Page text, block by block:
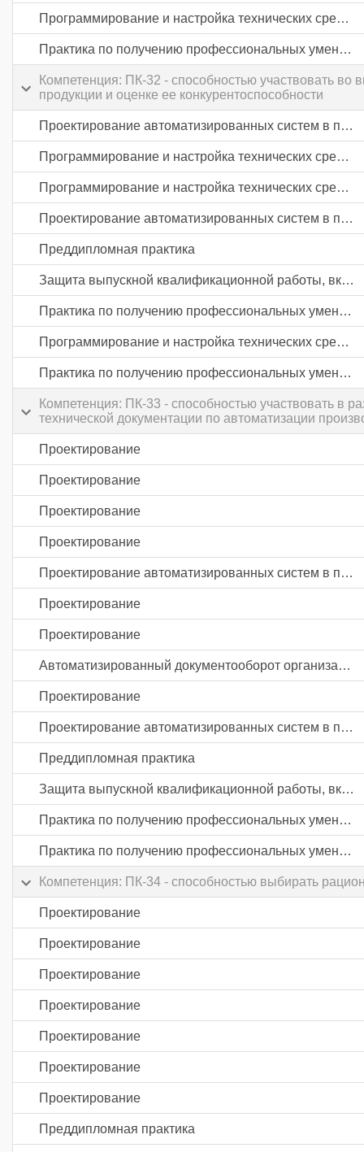
Программирование и настройка технических средств автоматизации и управления
Практика по получению профессиональных умений и опыта профессиональной деятельности
Компетенция: ПК-32 - способностью участвовать во
продукции и оценке ее конкурентоспособности
Проектирование автоматизированных систем в промышленности
Программирование и настройка технических средств автоматизации и управления
Программирование и настройка технических средств автоматизации и управления
Проектирование автоматизированных систем в промышленности
Преддипломная практика
Защита выпускной квалификационной работы, включая подготовку к процедуре защиты и процедуру защиты
Практика по получению профессиональных умений и опыта профессиональной деятельности
Программирование и настройка технических средств автоматизации и управления
Практика по получению профессиональных умений и опыта профессиональной деятельности
Компетенция: ПК-33 - способностью участвовать в
технической документации по автоматизации
Проектирование
Проектирование
Проектирование
Проектирование
Проектирование автоматизированных систем в промышленности
Проектирование
Проектирование
Автоматизированный документооборот организации
Проектирование
Проектирование автоматизированных систем в промышленности
Преддипломная практика
Защита выпускной квалификационной работы, включая подготовку к процедуре защиты и процедуру защиты
Практика по получению профессиональных умений и опыта профессиональной деятельности
Практика по получению профессиональных умений и опыта профессиональной деятельности
Компетенция: ПК-34 - способностью выбирать
Проектирование
Проектирование
Проектирование
Проектирование
Проектирование
Проектирование
Проектирование
Преддипломная практика